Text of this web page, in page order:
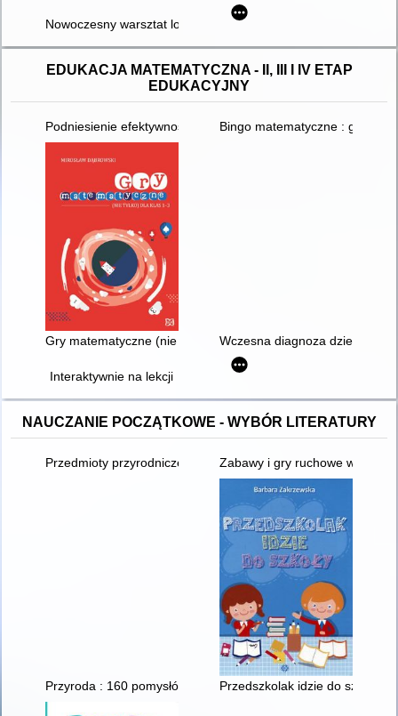
Nowoczesny warsztat logopedyczny
EDUKACJA MATEMATYCZNA - II, III I IV ETAP
EDUKACYJNY
Podniesienie efektywności kształcenia uczniów ze
Bingo matematyczne : gry
Gry matematyczne (nie tylko) dla klas 1-3
Wczesna diagnoza
Interaktywnie na lekcji
NAUCZANIE POCZĄTKOWE - WYBÓR LITERATURY
Przedmioty przyrodnicze : zestawy materiałów. Cz. 2
Zabawy i gry ruchowe w
Przyroda : 160 pomysłów na nauczanie zintegrowane w
Przedszkolak idzie do szkoły